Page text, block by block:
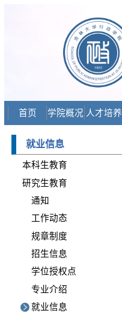
首页 学院概况 人才培养
就业信息
本科生教育
研究生教育
通知
工作动态
规章制度
招生信息
学位授权点
专业介绍
就业信息